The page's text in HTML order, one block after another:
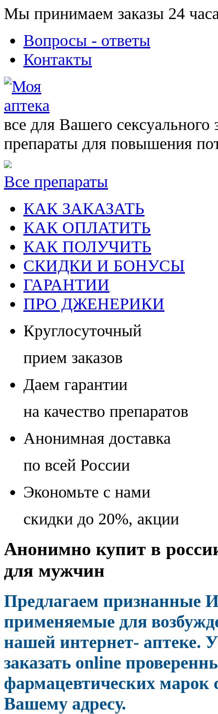
Мы принимаем заказы 24
Вопросы - ответы
Контакты
все для Вашего сексуального
препараты для повышения
Все препараты
КАК ЗАКАЗАТЬ
КАК ОПЛАТИТЬ
КАК ПОЛУЧИТЬ
СКИДКИ И БОНУСЫ
ГАРАНТИИ
ПРО ДЖЕНЕРИКИ
Круглосуточный
прием заказов
Даем гарантии
на качество препаратов
Анонимная доставка
по всей России
Экономьте с нами
скидки до 20%, акции
Анонимно купит в
для мужчин
Предлагаем признанные
применяемые для
нашей интернет- аптеке.
заказать online
фармацевтических марок
Вашему адресу.